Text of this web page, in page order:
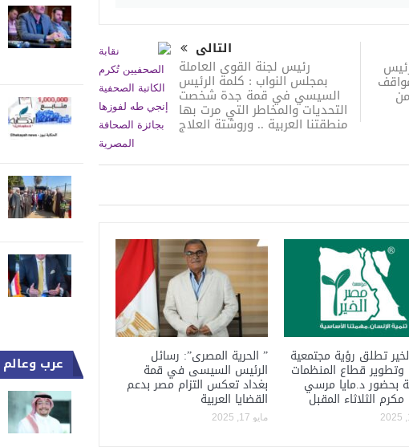
التالى
رئيس لجنة القوى العاملة
بمجلس النواب : كلمة الرئيس
السيسي في قمة جدة شخصت
التحديات والمخاطر التي مرت بها
منطقتنا العربية .. وروشتة العلاج
تطلق رؤية مجتمعية
وتطوير قطاع المنظمات
بحضور د.مايا مرسي
مكرم الثلاثاء المقبل
” الحرية المصرى”: رسائل
الرئيس السيسى في قمة
بغداد تعكس التزام مصر بدعم
القضايا العربية
مايو 17, 2025
عرب وعالم